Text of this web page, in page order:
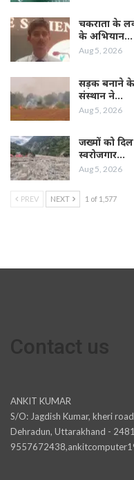
चकराता के
के अभियान…
Aug 5, 2026
सड़क बनाने के
संस्थान ने…
Aug 5, 2026
जख्मों को
स्वरोजगार…
Aug 5, 2026
PREV NEXT 1 of 1,577
ANKIT KUMAR
S/O: Jagdish Kumar, kheri
Dehradun, Uttarakhand -